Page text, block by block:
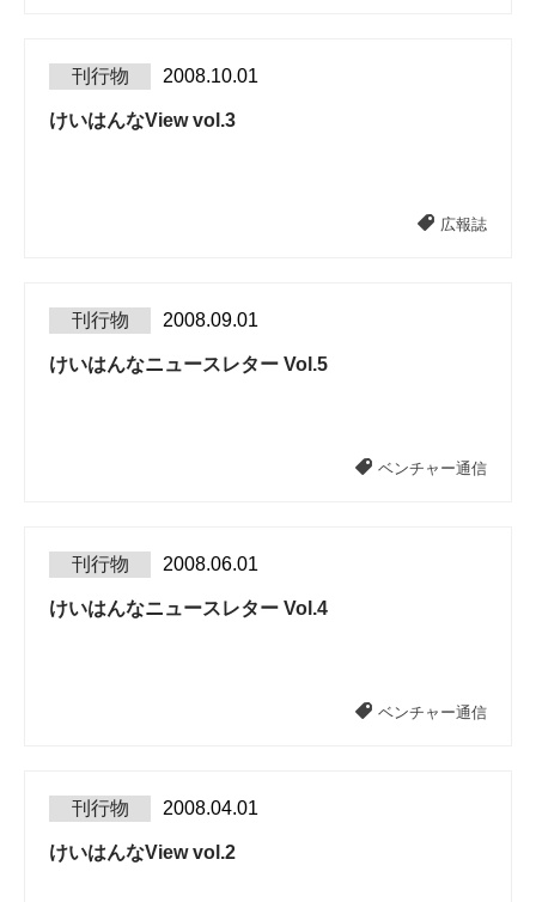
刊行物 2008.10.01
けいはんなView vol.3
広報誌
刊行物 2008.09.01
けいはんなニュースレター Vol.5
ベンチャー通信
刊行物 2008.06.01
けいはんなニュースレター Vol.4
ベンチャー通信
刊行物 2008.04.01
けいはんなView vol.2